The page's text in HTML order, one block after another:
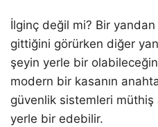
İlginç değil mi? Bir
gittiğini görürken diğer
şeyin yerle bir
modern bir kasanın
güvenlik sistemleri müthiş
yerle bir edebilir.